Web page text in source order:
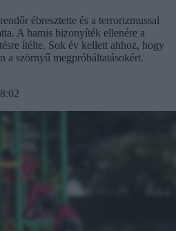
ébresztette és a terrorizmussal
A hamis bizonyíték ellenére a
ítélte. Sok év kellett ahhoz, hogy
a szörnyű megpróbáltatásokért.